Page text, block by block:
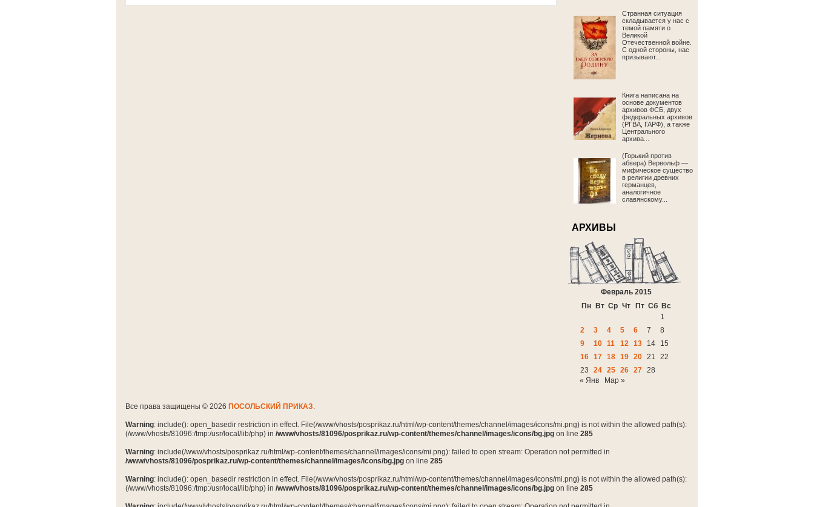
Странная ситуация
складывается у нас с
темой памяти о
Великой
Отечественной войне.
С одной стороны, нас
призывают...
Книга написана на
основе документов
архивов ФСБ, двух
федеральных архивов
(РГВА, ГАРФ), а также
Центрального
архива...
(Горький против
абвера) Вервольф —
мифическое существо
в религии древних
германцев,
аналогичное
славянскому...
АРХИВЫ
Февраль 2015
Пн
Вт Ср Чт Пт Сб Вс
1
2
3 4 5 6 7
8
9
10 11 12 13 14
15
16 17 18 19 20 21
22
23
24 25 26 27 28
« Янв
Мар »
Все права защищены © 2026 ПОСОЛЬСКИЙ ПРИКАЗ.
Warning: include(): open_basedir restriction in effect. File(/www/vhosts/posprikaz.ru/html/wp-content/themes/channel/images/icons/mi.png) is not within the allowed path(s):
(/www/vhosts/81096:/tmp:/usr/local/lib/php) in /www/vhosts/81096/posprikaz.ru/wp-content/themes/channel/images/icons/bg.jpg on line 285
Warning: include(/www/vhosts/posprikaz.ru/html/wp-content/themes/channel/images/icons/mi.png): failed to open stream: Operation not permitted in
/www/vhosts/81096/posprikaz.ru/wp-content/themes/channel/images/icons/bg.jpg on line 285
Warning: include(): open_basedir restriction in effect. File(/www/vhosts/posprikaz.ru/html/wp-content/themes/channel/images/icons/mi.png) is not within the allowed path(s):
(/www/vhosts/81096:/tmp:/usr/local/lib/php) in /www/vhosts/81096/posprikaz.ru/wp-content/themes/channel/images/icons/bg.jpg on line 285